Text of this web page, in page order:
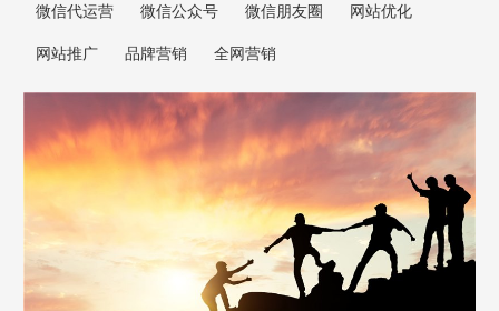
微信代运营 微信公众号 微信朋友圈 网站优化
网站推广 品牌营销 全网营销